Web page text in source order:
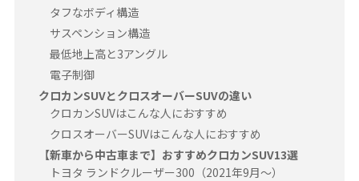
タフなボディ構造
サスペンション構造
最低地上高と3アングル
電子制御
クロカンSUVとクロスオーバーSUVの違い
クロカンSUVはこんな人におすすめ
クロスオーバーSUVはこんな人におすすめ
【新車から中古車まで】おすすめクロカンSUV13選
トヨタ ランドクルーザー300（2021年9月〜）